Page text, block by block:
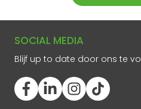
SOCIAL MEDIA
Blijf up to date door ons te